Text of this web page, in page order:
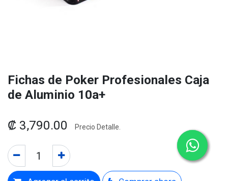
Fichas de Poker Profesionales Caja
de Aluminio 10a+
₡ 3,790.00 Precio Detalle.